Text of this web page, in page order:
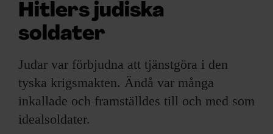
ÄMNEN
ARKIV & E-TIDNING
LYSSNA/PODD
EVENEMANG & RESOR
Hitlers judiska
soldater
Judar var förbjudna att tjänstgöra i den
tyska krigsmakten. Ändå var många
inkallade och framställdes till och med som
idealsoldater.